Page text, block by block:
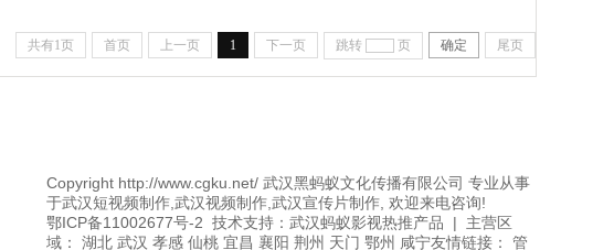
共有1页 首页 上一页 1 下一页 跳转 页 确定 尾页
Copyright http://www.cgku.net/ 武汉黑蚂蚁文化传播有限公司 专业从事
于武汉短视频制作,武汉视频制作,武汉宣传片制作, 欢迎来电咨询!
鄂ICP备11002677号-2 技术支持：武汉蚂蚁影视热推产品 | 主营区
域： 湖北 武汉 孝感 仙桃 宜昌 襄阳 荆州 天门 鄂州 咸宁友情链接： 管